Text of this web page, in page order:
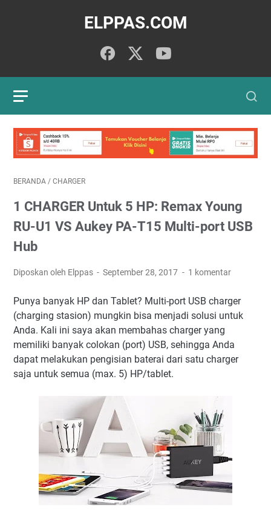
ELPPAS.COM
BERANDA / CHARGER
1 CHARGER Untuk 5 HP: Remax Young
RU-U1 VS Aukey PA-T15 Multi-port USB
Hub
Diposkan oleh Elppas September 28, 2017 1 komentar
Punya banyak HP dan Tablet? Multi-port USB charger
(charging stasion) mungkin bisa menjadi solusi untuk
Anda. Kali ini saya akan membahas charger yang
memiliki banyak colokan (port) USB, sehingga Anda
dapat melakukan pengisian baterai dari satu charger
saja untuk semua (max. 5) HP/tablet.